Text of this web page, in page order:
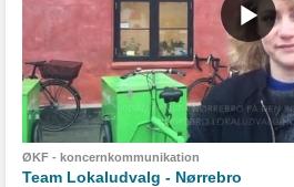
ØKF - koncernkommunikation
Team Lokaludvalg - Nørrebro